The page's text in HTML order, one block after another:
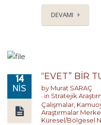
DEVAMI
14
NIS
“EVET” BİR
by Murat SARAÇ
in Stratejik
Çalışmalar,
Araştırmalar
Küresel/Bölgesel